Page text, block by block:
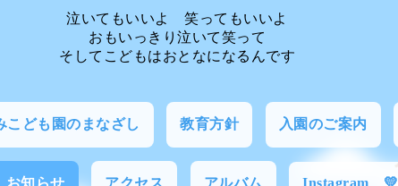
泣いてもいいよ 笑ってもいいよ
おもいっきり泣いて笑って
そしてこどもはおとなになるんです
こども園のまなざし 教育方針 入園のご案内
お知らせ アクセス アルバム Instagram 💛